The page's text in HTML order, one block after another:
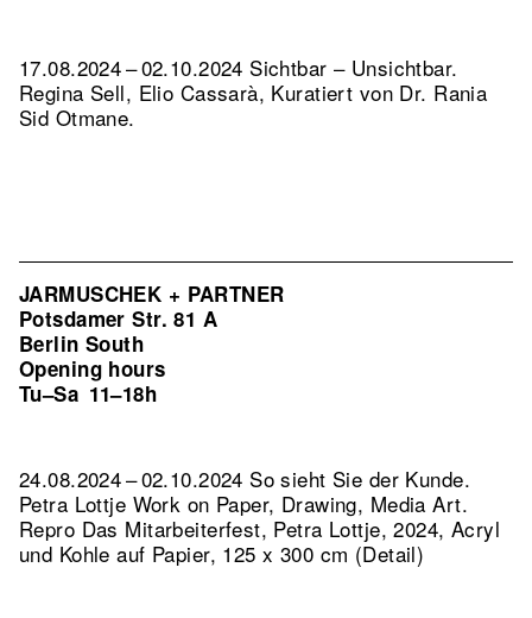
17.08.2024 – 02.10.2024 Sichtbar – Unsichtbar.
Regina Sell, Elio Cassarà, Kuratiert von Dr. Rania
Sid Otmane.
JARMUSCHEK + PARTNER
Potsdamer Str. 81 A
Berlin South
Opening hours
Tu–Sa 11–18h
24.08.2024 – 02.10.2024 So sieht Sie der Kunde.
Petra Lottje Work on Paper, Drawing, Media Art.
Repro Das Mitarbeiterfest, Petra Lottje, 2024, Acryl
und Kohle auf Papier, 125 x 300 cm (Detail)